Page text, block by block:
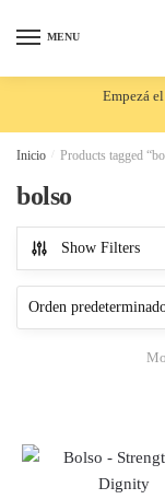
MENU
Empezá
Inicio Products tagged
bolso
Show Filters